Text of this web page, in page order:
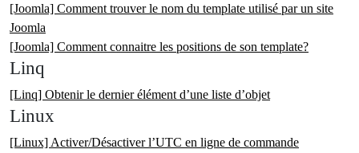
[Joomla] Comment trouver le nom du template utilisé par un site
Joomla
[Joomla] Comment connaitre les positions de son template?
Linq
[Linq] Obtenir le dernier élément d’une liste d’objet
Linux
[Linux] Activer/Désactiver l’UTC en ligne de commande